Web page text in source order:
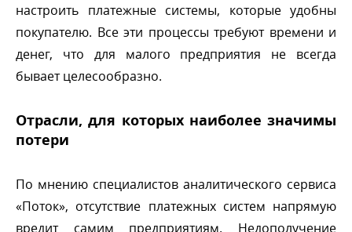
настроить платежные системы, которые удобны
покупателю. Все эти процессы требуют времени и
денег, что для малого предприятия не всегда
ывает целесообразно.
Отрасли, для которых наиболее значимы
потери
По мнению специалистов аналитического сервиса
«Поток», отсутствие платежных систем напрямую
редит самим предприятиям. Недополучение